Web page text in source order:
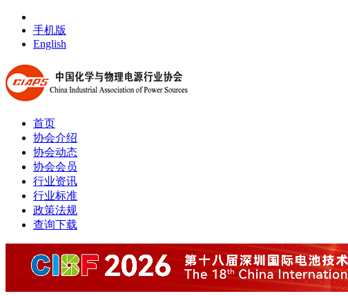
手机版
English
首页
协会介绍
协会动态
协会会员
行业资讯
行业标准
政策法规
查询下载